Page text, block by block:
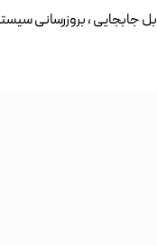
جابجایی ، بروزرسانی